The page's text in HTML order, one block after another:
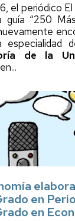
el periódico
“250
de la
en
en